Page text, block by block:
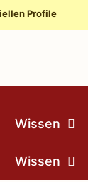
Profile
Wissen
Wissen